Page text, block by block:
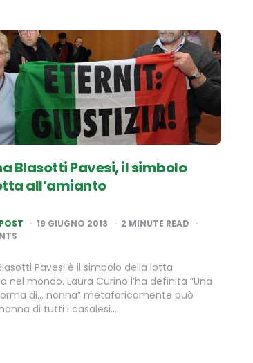
Blasotti Pavesi, il simbolo
all’amianto
19 GIUGNO 2013 2 MINUTE READ
Pavesi è il simbolo della lotta
nel mondo. Laura Curino l’ha definita “Una
di… nonna” metaforicamente può
di tutti i casalesi….